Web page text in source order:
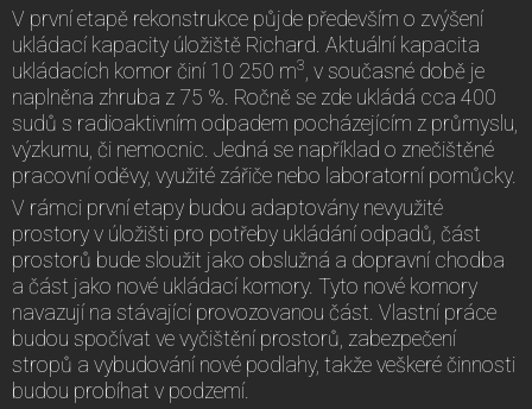
V první etapě rekonstrukce půjde především o zvýšení
ukládací kapacity úložiště Richard. Aktuální kapacita
ukládacích komor činí 10 250 m3 , v současné době je
naplněna zhruba z 75 %. Ročně se zde ukládá cca 400
sudů s radioaktivním odpadem pocházejícím z průmyslu,
výzkumu, či nemocnic. Jedná se například o znečištěné
pracovní oděvy, využité zářiče nebo laboratorní pomůcky.
V rámci první etapy budou adaptovány nevyužité
prostory v úložišti pro potřeby ukládání odpadů, část
prostorů bude sloužit jako obslužná a dopravní chodba
a část jako nové ukládací komory. Tyto nové komory
navazují na stávající provozovanou část. Vlastní práce
budou spočívat ve vyčištění prostorů, zabezpečení
stropů a vybudování nové podlahy, takže veškeré činnosti
budou probíhat v podzemí.